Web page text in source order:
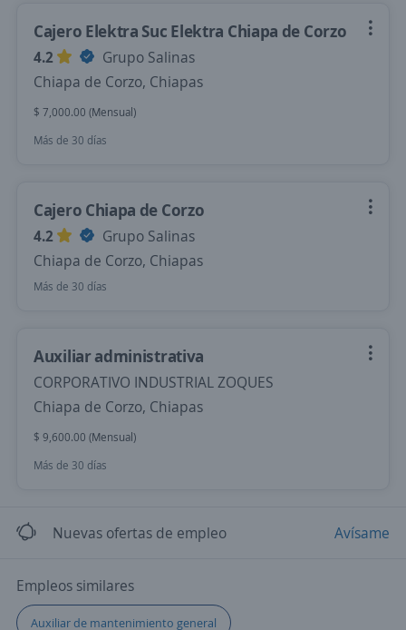
Cajero Elektra Suc Elektra Chiapa de Corzo
4.2
Grupo Salinas
Chiapa de Corzo, Chiapas
$ 7,000.00 (Mensual)
Más de 30 días
Cajero Chiapa de Corzo
4.2
Grupo Salinas
Chiapa de Corzo, Chiapas
Más de 30 días
Auxiliar administrativa
CORPORATIVO INDUSTRIAL ZOQUES
Chiapa de Corzo, Chiapas
$ 9,600.00 (Mensual)
Más de 30 días
Nuevas ofertas de empleo Avísame
Empleos similares
Auxiliar de mantenimiento general